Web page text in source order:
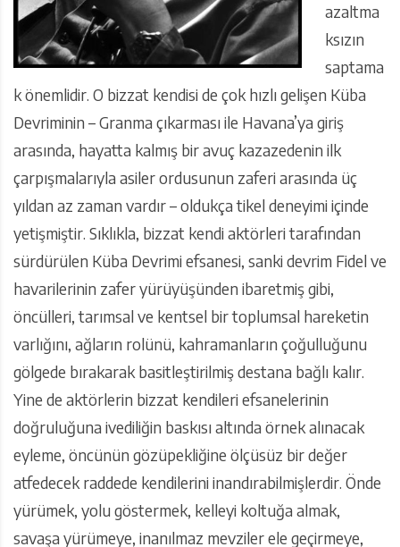
azaltma
ksızın
saptama
k önemlidir. O bizzat kendisi de çok hızlı gelişen Küba
Devriminin – Granma çıkarması ile Havana’ya giriş
arasında, hayatta kalmış bir avuç kazazedenin ilk
çarpışmalarıyla asiler ordusunun zaferi arasında üç
yıldan az zaman vardır – oldukça tikel deneyimi içinde
yetişmiştir. Sıklıkla, bizzat kendi aktörleri tarafından
sürdürülen Küba Devrimi efsanesi, sanki devrim Fidel ve
havarilerinin zafer yürüyüşünden ibaretmiş gibi,
öncülleri, tarımsal ve kentsel bir toplumsal hareketin
varlığını, ağların rolünü, kahramanların çoğulluğunu
gölgede bırakarak basitleştirilmiş destana bağlı kalır.
Yine de aktörlerin bizzat kendileri efsanelerinin
doğruluğuna ivediliğin baskısı altında örnek alınacak
eyleme, öncünün gözüpekliğine ölçüsüz bir değer
atfedecek raddede kendilerini inandırabilmişlerdir. Önde
yürümek, yolu göstermek, kelleyi koltuğa almak,
savaşa yürümeye, inanılmaz mevziler ele geçirmeye,